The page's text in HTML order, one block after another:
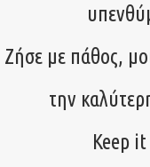
Ζήσε με πάθος,
την
Keep